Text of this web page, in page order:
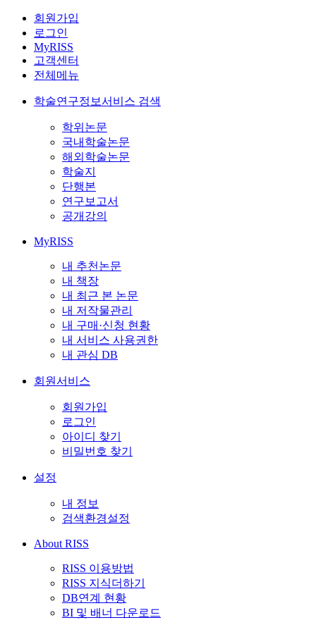
회원가입
로그인
MyRISS
고객센터
전체메뉴
학술연구정보서비스 검색
학위논문
국내학술논문
해외학술논문
학술지
단행본
연구보고서
공개강의
MyRISS
내 추천논문
내 책장
내 최근 본 논문
내 저작물관리
내 구매·신청 현황
내 서비스 사용권한
내 관심 DB
회원서비스
회원가입
로그인
아이디 찾기
비밀번호 찾기
설정
내 정보
검색환경설정
About RISS
RISS 이용방법
RISS 지식더하기
DB연계 현황
BI 및 배너 다운로드